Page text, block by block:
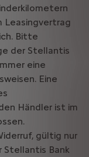
Leasingvertrag
Bitte
der Stellantis
eine
Eine
Händler ist im
gültig nur
Stellantis Bank